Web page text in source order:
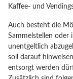
Kaffee- und
Auch besteht die
Sammelstellen oder
unentgeltlich
soll darauf
entsorgt werden